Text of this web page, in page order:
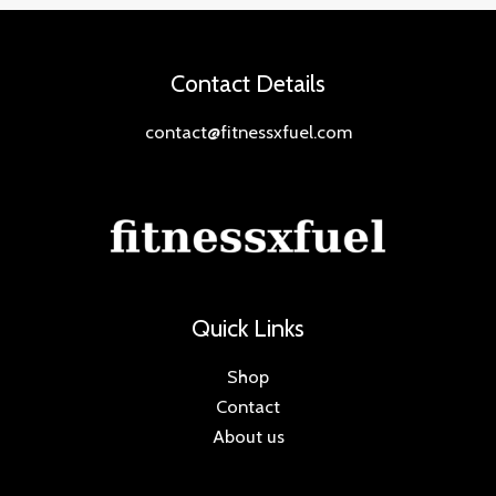
Contact Details
contact@fitnessxfuel.com
Quick Links
Shop
Contact
About us